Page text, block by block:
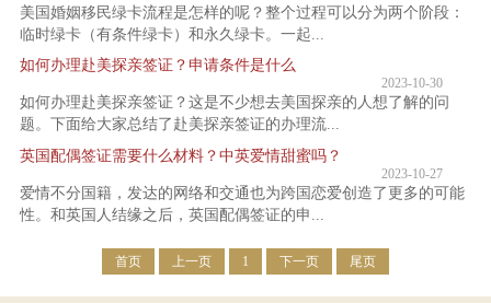
美国婚姻移民绿卡流程是怎样的呢？整个过程可以分为两个阶段：
临时绿卡（有条件绿卡）和永久绿卡。一起...
如何办理赴美探亲签证？申请条件是什么
2023-10-30
如何办理赴美探亲签证？这是不少想去美国探亲的人想了解的问
题。下面给大家总结了赴美探亲签证的办理流...
英国配偶签证需要什么材料？中英爱情甜蜜吗？
2023-10-27
爱情不分国籍，发达的网络和交通也为跨国恋爱创造了更多的可能
性。和英国人结缘之后，英国配偶签证的申...
首页 上一页 1 下一页 尾页